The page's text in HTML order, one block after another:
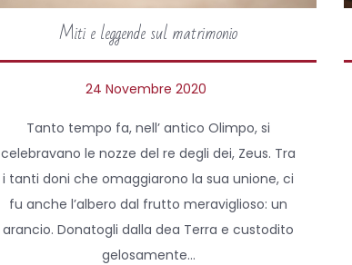
Miti e leggende sul matrimonio
P
s
t
e
d
o
24 Novembre 2020
Tanto tempo fa, nell’ antico Olimpo, si
celebravano le nozze del re degli dei, Zeus. Tra
i tanti doni che omaggiarono la sua unione, ci
fu anche l’albero dal frutto meraviglioso: un
arancio. Donatogli dalla dea Terra e custodito
gelosamente…